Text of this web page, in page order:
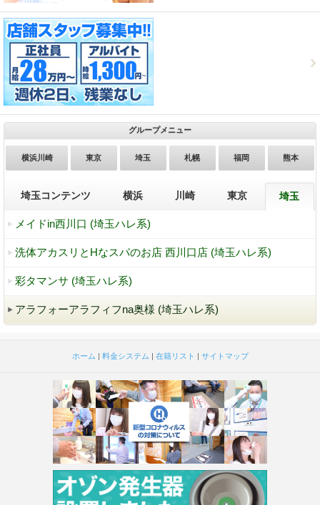
グループメニュー
横浜川崎 東京 埼玉 札幌 福岡 熊本
埼玉コンテンツ 横浜 川崎 東京 埼玉
メイドin西川口 (埼玉ハレ系)
洗体アカスリとHなスパのお店 西川口店 (埼玉ハレ系)
彩タマンサ (埼玉ハレ系)
アラフォーアラフィフna奥様 (埼玉ハレ系)
ホーム 料金システム 在籍リスト サイトマップ